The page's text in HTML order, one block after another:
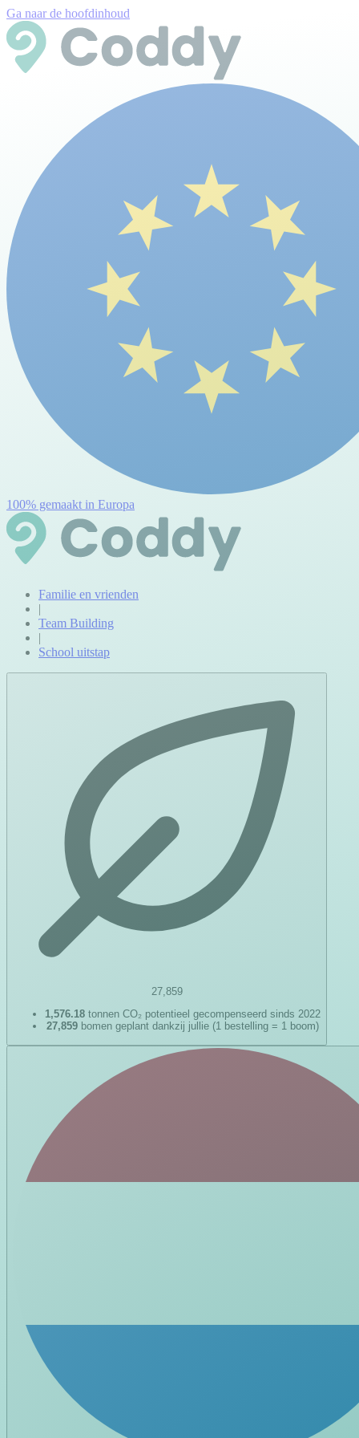
Ga naar de hoofdinhoud
100% gemaakt in Europa
Familie en vrienden
|
Team Building
|
School uitstap
27,859
1,576.18 tonnen CO₂ potentieel gecompenseerd sinds 2022
27,859 bomen geplant dankzij jullie (1 bestelling = 1 boom)